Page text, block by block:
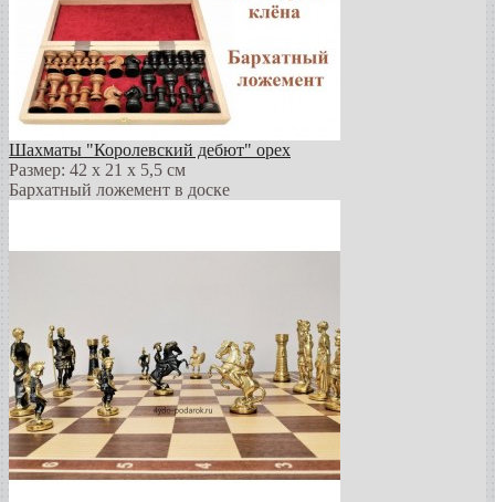
Шахматы "Королевский дебют" орех
Размер: 42 х 21 х 5,5 см
Бархатный ложемент в доске